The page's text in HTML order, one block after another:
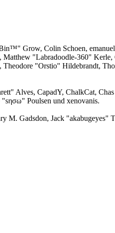
Grow, Colin Schoen,
Matthew "Labradoodle-360" Kerle,
"Orstio" Hildebrandt,
Alves, CapadY, ChalkCat,
Poulsen und xenovanis.
Gadsdon, Jack "akabugeyes"